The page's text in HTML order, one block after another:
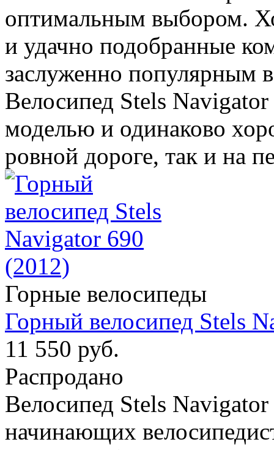
оптимальным выбором.
и удачно подобранные
заслуженно популярным
Велосипед Stels Navigator
моделью и одинаково
ровной дороге, так и на
Горные велосипеды
Горный велосипед Stels
11 550 руб.
Распродано
Велосипед Stels Navigator
начинающих